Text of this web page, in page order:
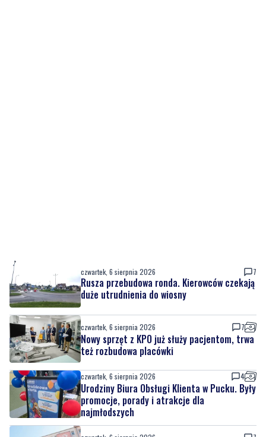
czwartek, 6 sierpnia 2026 7
Nowy sprzęt z KPO już służy pacjentom, trwa
czwartek, 6 sierpnia 2026 4
Urodziny Biura Obsługi Klienta w Pucku. Były
promocje, porady i atrakcje dla
najmłodszych
czwartek, 6 sierpnia 2026 7
Szpital w żałobie. Nie żyje położna Oddziału
Ginekologiczno-Położniczego